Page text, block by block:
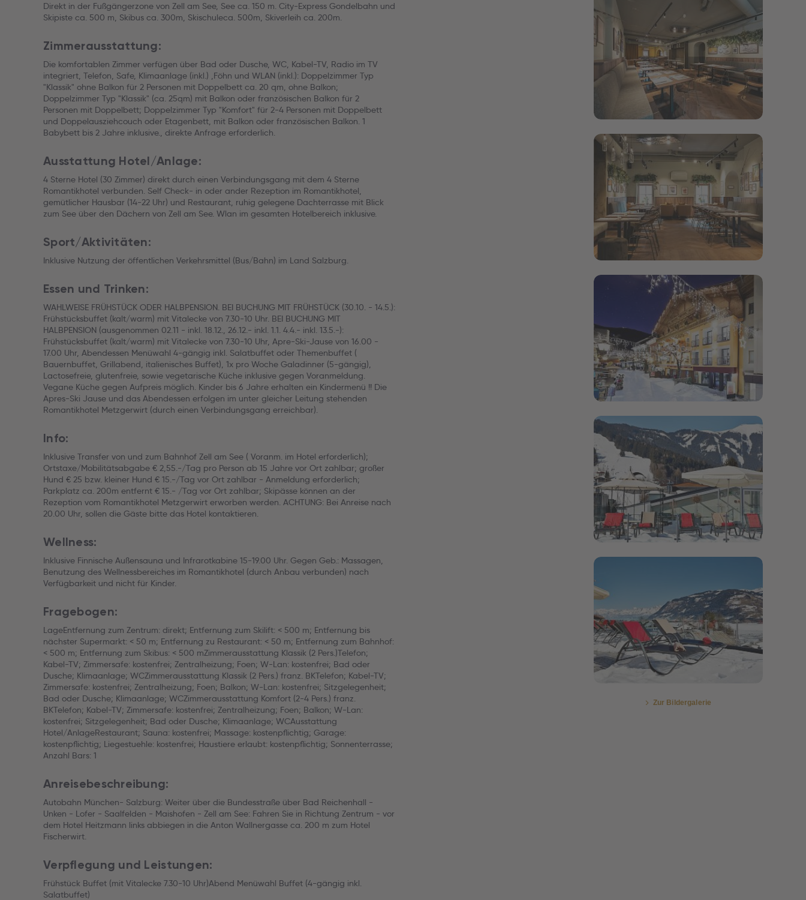
Direkt in der Fußgängerzone von Zell am See, See ca. 150 m. City-Express Gondelbahn und
Skipiste ca. 500 m, Skibus ca. 300m, Skischuleca. 500m, Skiverleih ca. 200m.
Zimmerausstattung:
Die komfortablen Zimmer verfügen über Bad oder Dusche, WC, Kabel-TV, Radio im TV
integriert, Telefon, Safe, Klimaanlage (inkl.) ,Föhn und WLAN (inkl.): Doppelzimmer Typ
"Klassik" ohne Balkon für 2 Personen mit Doppelbett ca. 20 qm, ohne Balkon;
Doppelzimmer Typ "Klassik" (ca. 25qm) mit Balkon oder französischen Balkon für 2
Personen mit Doppelbett; Doppelzimmer Typ "Komfort" für 2-4 Personen mit Doppelbett
und Doppelausziehcouch oder Etagenbett, mit Balkon oder französischen Balkon. 1
Babybett bis 2 Jahre inklusive., direkte Anfrage erforderlich.
Ausstattung Hotel/Anlage:
4 Sterne Hotel (30 Zimmer) direkt durch einen Verbindungsgang mit dem 4 Sterne
Romantikhotel verbunden. Self Check- in oder ander Rezeption im Romantikhotel,
gemütlicher Hausbar (14-22 Uhr) und Restaurant, ruhig gelegene Dachterrasse mit Blick
zum See über den Dächern von Zell am See. Wlan im gesamten Hotelbereich inklusive.
Sport/Aktivitäten:
Inklusive Nutzung der öffentlichen Verkehrsmittel (Bus/Bahn) im Land Salzburg.
Essen und Trinken:
WAHLWEISE FRÜHSTÜCK ODER HALBPENSION. BEI BUCHUNG MIT FRÜHSTÜCK (30.10. - 14.5.):
Frühstücksbuffet (kalt/warm) mit Vitalecke von 7.30-10 Uhr. BEI BUCHUNG MIT
HALBPENSION (ausgenommen 02.11 - inkl. 18.12., 26.12.- inkl. 1.1. 4.4.- inkl. 13.5.-):
Frühstücksbuffet (kalt/warm) mit Vitalecke von 7.30-10 Uhr, Apre-Ski-Jause von 16.00 -
17.00 Uhr, Abendessen Menüwahl 4-gängig inkl. Salatbuffet oder Themenbuffet (
Bauernbuffet, Grillabend, italienisches Buffet), 1x pro Woche Galadinner (5-gängig),
Lactosefreie, glutenfreie, sowie vegetarische Küche inklusive gegen Voranmeldung.
Vegane Küche gegen Aufpreis möglich. Kinder bis 6 Jahre erhalten ein Kindermenü !! Die
Apres-Ski Jause und das Abendessen erfolgen im unter gleicher Leitung stehenden
Romantikhotel Metzgerwirt (durch einen Verbindungsgang erreichbar).
Info:
Inklusive Transfer von und zum Bahnhof Zell am See ( Voranm. im Hotel erforderlich);
Ortstaxe/Mobilitätsabgabe € 2,55.-/Tag pro Person ab 15 Jahre vor Ort zahlbar; großer
Hund € 25 bzw. kleiner Hund € 15.-/Tag vor Ort zahlbar - Anmeldung erforderlich;
Parkplatz ca. 200m entfernt € 15.- /Tag vor Ort zahlbar; Skipässe können an der
Rezeption vom Romantikhotel Metzgerwirt erworben werden. ACHTUNG: Bei Anreise nach
20.00 Uhr, sollen die Gäste bitte das Hotel kontaktieren.
Wellness:
Inklusive Finnische Außensauna und Infrarotkabine 15-19.00 Uhr. Gegen Geb.: Massagen,
Benutzung des Wellnessbereiches im Romantikhotel (durch Anbau verbunden) nach
Verfügbarkeit und nicht für Kinder.
Fragebogen:
LageEntfernung zum Zentrum: direkt; Entfernung zum Skilift: < 500 m; Entfernung bis
nächster Supermarkt: < 50 m; Entfernung zu Restaurant: < 50 m; Entfernung zum Bahnhof:
< 500 m; Entfernung zum Skibus: < 500 mZimmerausstattung Klassik (2 Pers.)Telefon;
Kabel-TV; Zimmersafe: kostenfrei; Zentralheizung; Foen; W-Lan: kostenfrei; Bad oder
Dusche; Klimaanlage; WCZimmerausstattung Klassik (2 Pers.) franz. BKTelefon; Kabel-TV;
Zimmersafe: kostenfrei; Zentralheizung; Foen; Balkon; W-Lan: kostenfrei; Sitzgelegenheit;
Bad oder Dusche; Klimaanlage; WCZimmerausstattung Komfort (2-4 Pers.) franz.
BKTelefon; Kabel-TV; Zimmersafe: kostenfrei; Zentralheizung; Foen; Balkon; W-Lan:
kostenfrei; Sitzgelegenheit; Bad oder Dusche; Klimaanlage; WCAusstattung
Hotel/AnlageRestaurant; Sauna: kostenfrei; Massage: kostenpflichtig; Garage:
kostenpflichtig; Liegestuehle: kostenfrei; Haustiere erlaubt: kostenpflichtig; Sonnenterrasse;
Anzahl Bars: 1
Anreisebeschreibung:
Autobahn München- Salzburg: Weiter über die Bundesstraße über Bad Reichenhall -
Unken - Lofer - Saalfelden - Maishofen - Zell am See: Fahren Sie in Richtung Zentrum - vor
dem Hotel Heitzmann links abbiegen in die Anton Wallnergasse ca. 200 m zum Hotel
Fischerwirt.
Verpflegung und Leistungen:
Frühstück Buffet (mit Vitalecke 7.30-10 Uhr)Abend Menüwahl Buffet (4-gängig inkl.
Salatbuffet)
Bildergalerie öffnen
Bildergalerie öffnen
Bildergalerie öffnen
Bildergalerie öffnen
Bildergalerie öffnen
Zur Bildergalerie